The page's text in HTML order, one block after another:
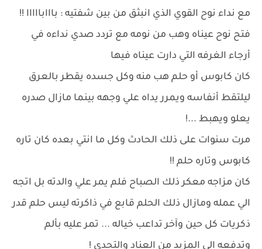
مع نداء نوح القوي الذي انبثق من بين شفتيه : بااابااااا !!
فتح نوح عيناه وهب من نومه مع تردد صدي نداءه في
أرجاء الغرفه التي دارت عيناه فيها
كان كابوس أو حلم هب منه وكل جسده يقطر بالعرق
ليلتقط أنفاسه ويمرر يداه علي وجهه بينما مازال صدره
يعلو ويهبط ...!
مرت سنوات على ذلك الحادث وكل ما انتي بعده كان تاره
كابوس وتاره حلم !!
كان مزاجه معكر ذلك الصباح فلم يمر علي والدته بل اتجه
الي عمله ومازال ذلك الحلم قابع في ذاكرته ليس حلم قدر
ذكريات كل حين وآخر تداعب خياله ... تمر عليه بألم
وتدفعه الي المزيد من العناد والتحدي !